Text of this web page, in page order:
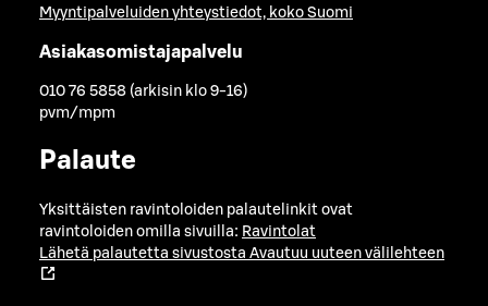
Myyntipalveluiden yhteystiedot, koko Suomi
Asiakasomistajapalvelu
010 76 5858 (arkisin klo 9-16)
pvm/mpm
Palaute
Yksittäisten ravintoloiden palautelinkit ovat
ravintoloiden omilla sivuilla: Ravintolat
Lähetä palautetta sivustosta Avautuu uuteen välilehteen